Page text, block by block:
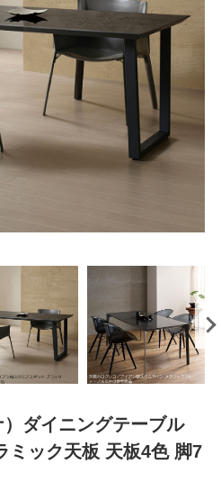
ダイニングテーブル
ミック天板 天板4色 脚7